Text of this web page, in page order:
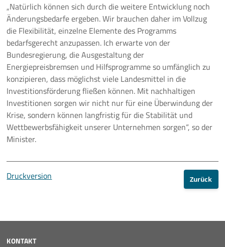
„Natürlich können sich durch die weitere Entwicklung noch
Änderungsbedarfe ergeben. Wir brauchen daher im Vollzug
die Flexibilität, einzelne Elemente des Programms
bedarfsgerecht anzupassen. Ich erwarte von der
Bundesregierung, die Ausgestaltung der
Energiepreisbremsen und Hilfsprogramme so umfänglich zu
konzipieren, dass möglichst viele Landesmittel in die
Investitionsförderung fließen können. Mit nachhaltigen
Investitionen sorgen wir nicht nur für eine Überwindung der
Krise, sondern können langfristig für die Stabilität und
Wettbewerbsfähigkeit unserer Unternehmen sorgen“, so der
Minister.
Druckversion Zurück
KONTAKT